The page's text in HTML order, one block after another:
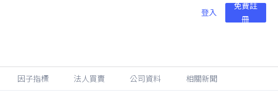
登入
免費註
冊
因子指標 法人買賣 公司資料 相關新聞